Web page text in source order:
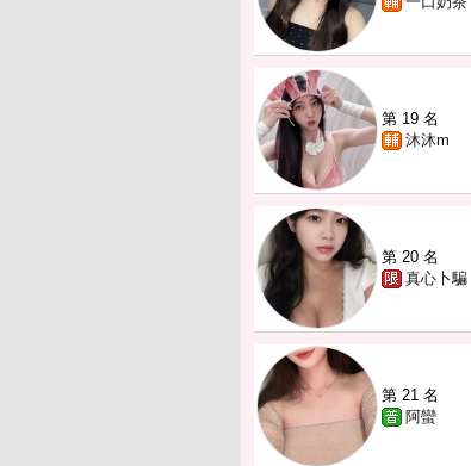
第 19 名
沐沐m
第 20 名
真心卜騙
第 21 名
阿蠻